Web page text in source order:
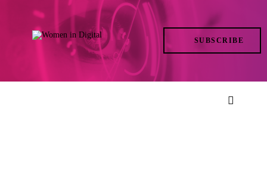
SUBSCRIBE
TRENDS